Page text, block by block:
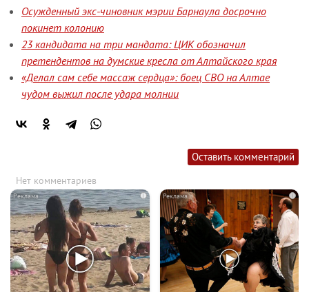
Осужденный экс-чиновник мэрии Барнаула досрочно
покинет колонию
23 кандидата на три мандата: ЦИК обозначил
претендентов на думские кресла от Алтайского края
«Делал сам себе массаж сердца»: боец СВО на Алтае
чудом выжил после удара молнии
Оставить комментарий
Нет комментариев
i i